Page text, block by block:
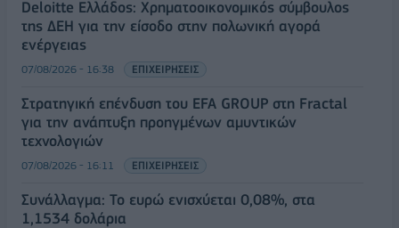
Deloitte Ελλάδος: Χρηματοοικονομικός σύμβουλος
της ΔΕΗ για την είσοδο στην πολωνική αγορά
ενέργειας
07/08/2026 - 16:38 ΕΠΙΧΕΙΡΗΣΕΙΣ
Στρατηγική επένδυση του EFA GROUP στη Fractal
για την ανάπτυξη προηγμένων αμυντικών
τεχνολογιών
07/08/2026 - 16:11 ΕΠΙΧΕΙΡΗΣΕΙΣ
Συνάλλαγμα: Το ευρώ ενισχύεται 0,08%, στα
1,1534 δολάρια